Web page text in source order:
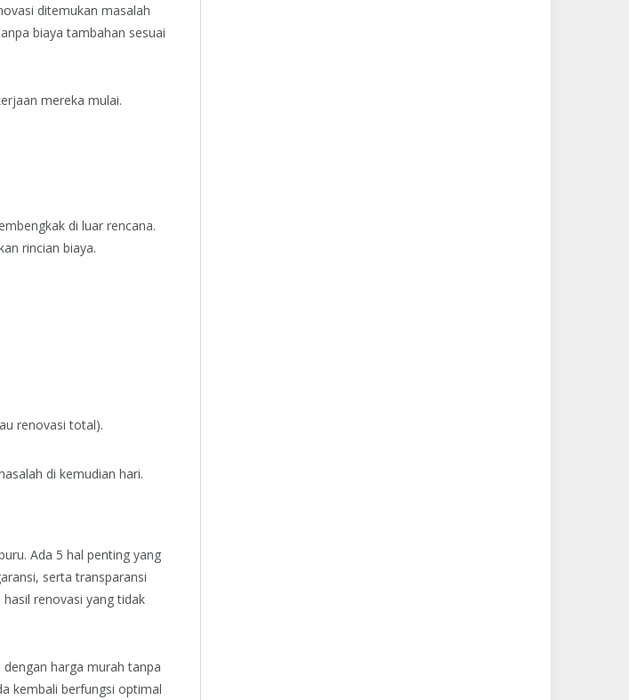
ditemukan masalah
biaya tambahan sesuai
mereka mulai.
di luar rencana.
rincian biaya.
renovasi total).
di kemudian hari.
Ada 5 hal penting yang
serta transparansi
renovasi yang tidak
harga murah tanpa
kembali berfungsi optimal